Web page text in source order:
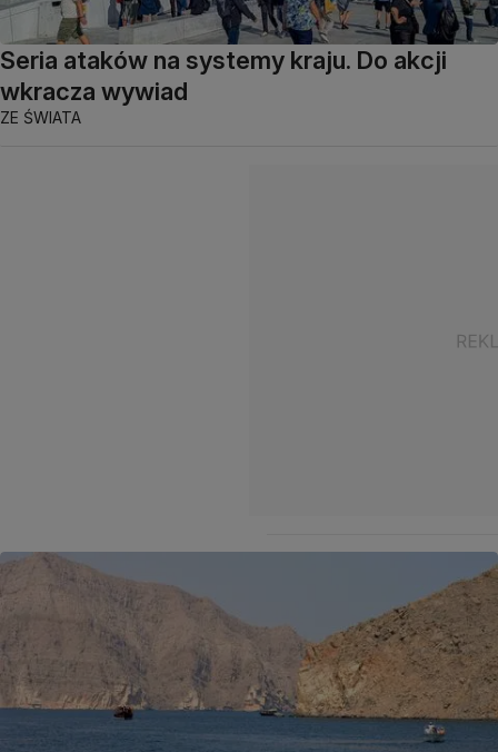
Seria ataków na systemy kraju. Do akcji
wkracza wywiad
ZE ŚWIATA